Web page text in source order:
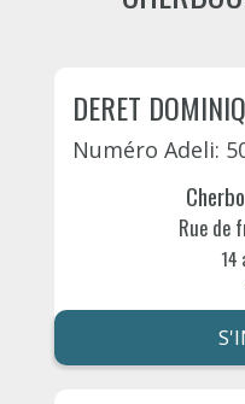
DERET
Numéro Adeli:
Rue de
14